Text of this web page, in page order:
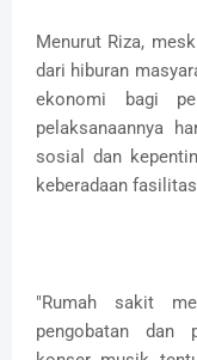
Menurut Riza,
dari hiburan
ekonomi bagi
pelaksanaannya
sosial dan
keberadaan
"Rumah sakit
pengobatan dan